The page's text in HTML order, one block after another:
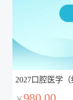
2027口腔医学